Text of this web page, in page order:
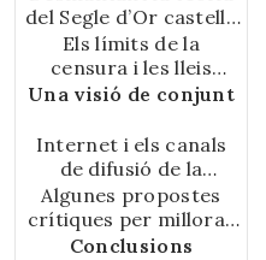
Cingolani230-244
Stefano Maria
Cingolani, Guillem
Fornés
Fernández, Cristian
Palomo Reina
245-348
del Segle d’Or castellà
escrit originàriament
en català
Guillem Fornés
349-403
Els límits de la
censura i les lleis
d’impremta
404-424
Una visió de conjunt
Internet i els canals
de difusió de la
pseudohistòria sobre
Catalunya i Espanya
Cèsar Sànchez
Algunes propostes
crítiques per millorar
la historiografia
Conclusions